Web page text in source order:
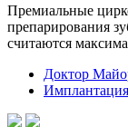
Премиальные
препарирования
считаются
Доктор
Имплантация